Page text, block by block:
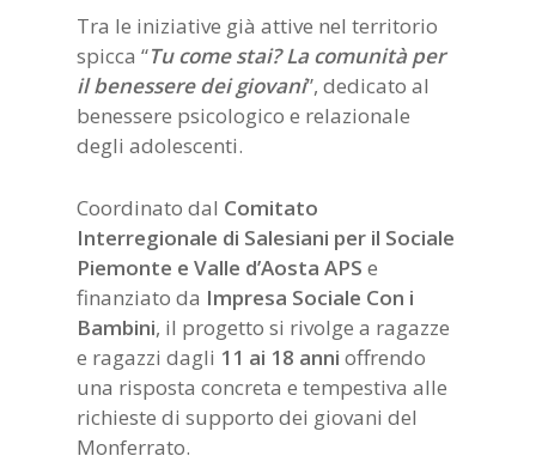
Tra le iniziative già attive nel territorio
spicca “Tu come stai? La comunità per
il benessere dei giovani”, dedicato al
benessere psicologico e relazionale
degli adolescenti.
Coordinato dal Comitato
Interregionale di Salesiani per il Sociale
Piemonte e Valle d’Aosta APS e
finanziato da Impresa Sociale Con i
Bambini, il progetto si rivolge a ragazze
e ragazzi dagli 11 ai 18 annioffrendo
una risposta concreta e tempestiva alle
richieste di supporto dei giovani del
Monferrato.